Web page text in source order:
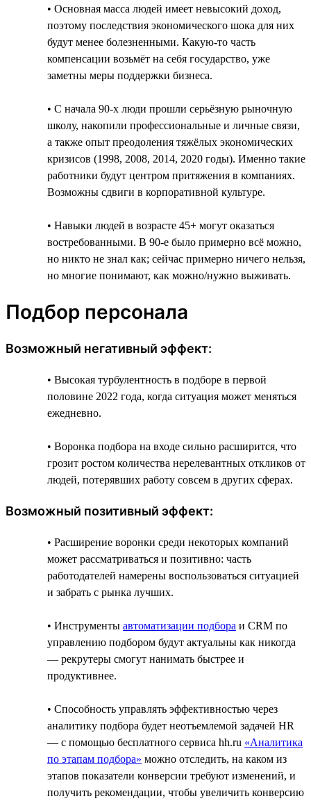
• Основная масса людей имеет невысокий доход,
поэтому последствия экономического шока для них
будут менее болезненными. Какую-то часть
компенсации возьмёт на себя государство, уже
заметны меры поддержки бизнеса.
• С начала 90-х люди прошли серьёзную рыночную
школу, накопили профессиональные и личные связи,
а также опыт преодоления тяжёлых экономических
кризисов (1998, 2008, 2014, 2020 годы). Именно такие
работники будут центром притяжения в компаниях.
Возможны сдвиги в корпоративной культуре.
• Навыки людей в возрасте 45+ могут оказаться
востребованными. В 90-е было примерно всё можно,
но никто не знал как; сейчас примерно ничего нельзя,
но многие понимают, как можно/нужно выживать.
Подбор персонала
Возможный негативный эффект:
• Высокая турбулентность в подборе в первой
половине 2022 года, когда ситуация может меняться
ежедневно.
• Воронка подбора на входе сильно расширится, что
грозит ростом количества нерелевантных откликов от
людей, потерявших работу совсем в других сферах.
Возможный позитивный эффект:
• Расширение воронки среди некоторых компаний
может рассматриваться и позитивно: часть
работодателей намерены воспользоваться ситуацией
и забрать с рынка лучших.
• Инструменты автоматизации подбора и CRM по
управлению подбором будут актуальны как никогда
— рекрутеры смогут нанимать быстрее и
продуктивнее.
• Способность управлять эффективностью через
аналитику подбора будет неотъемлемой задачей HR
— с помощью бесплатного сервиса hh.ru «Аналитика
по этапам подбора» можно отследить, на каком из
этапов показатели конверсии требуют изменений, и
получить рекомендации, чтобы увеличить конверсию